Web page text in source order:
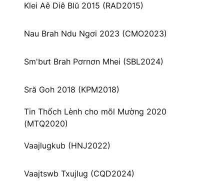
Klei Aê Diê Blŭ 2015 (RAD2015)
Nau Brah Ndu Ngơi 2023 (CMO2023)
Sm'bưt Brah Pơrnơn Mhei (SBL2024)
Sră Goh 2018 (KPM2018)
Tin Thốch Lènh cho mõl Mường 2020
(MTQ2020)
Vaajlugkub (HNJ2022)
Vaajtswb Txujlug (CQD2024)